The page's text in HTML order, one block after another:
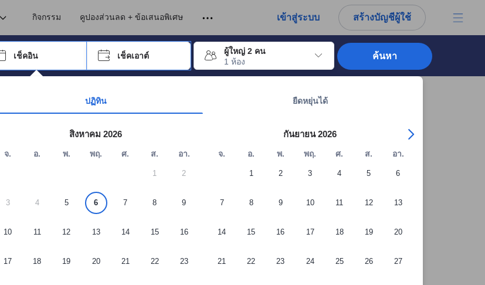
กิจกรรม คูปองส่วนลด + ข้อเสนอพิเศษ เข้าสู่ระบบ สร้างบัญชีผู้ใช้
อนหาคำที่ต้องการ แล้วกดปุ่ม Enter เพื่อเลือก
เช็คอิน เช็คเอาต์
ผู้ใหญ่ 2 คน
1 ห้อง
เพื่อเลือกวันที่ ใช้ปุ่มลูกศรเพื่อเลือกวันเช็คอินและเช็คเอาต์ เมื่อไปถึงวันเช็คอินที่ต้องการ ให้กดปุ่ม Enter เพื่อเลือกวันเช็คอินดังกล่าว ทำซ้ำขั้นตอ
ปฏิทิน ยืดหยุ่นได้
สิงหาคม 2026
จ. อ. พ. พฤ. ศ. ส. อา.
1 2
3 4 5 6 7 8 9
10 11 12 13 14 15 16
17 18 19 20 21 22 23
กันยายน 2026
จ. อ. พ. พฤ. ศ. ส. อา.
1 2 3 4 5 6
7 8 9 10 11 12 13
14 15 16 17 18 19 20
21 22 23 24 25 26 27
ค้นหา
มด
แนนรีวิวและความคิดเห็นที่แสดงบนอโกด้า จึงมาจากประสบการณ์ตรงของผู้เข้าพักอย่างแท้จริง
ร